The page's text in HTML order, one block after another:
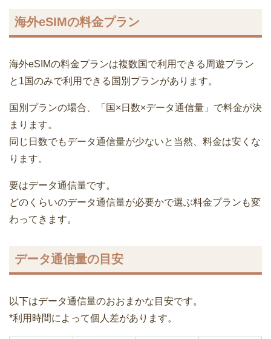
海外eSIMの料金プラン
海外eSIMの料金プランは複数国で利用できる周遊プラン
と1国のみで利用できる国別プランがあります。
国別プランの場合、「国×日数×データ通信量」で料金が決
まります。
同じ日数でもデータ通信量が少ないと当然、料金は安くな
ります。
要はデータ通信量です。
どのくらいのデータ通信量が必要かで選ぶ料金プランも変
わってきます。
データ通信量の目安
以下はデータ通信量のおおまかな目安です。
*利用時間によって個人差があります。